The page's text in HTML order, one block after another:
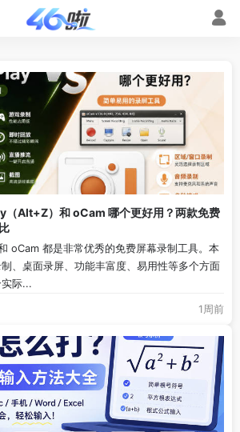
Alt+Z）和 oCam 哪个更好用？两款免费
oCam 都是非常优秀的免费屏幕录制工具。本
、桌面录屏、功能丰富度、易用性等多个方面
际...
1周前